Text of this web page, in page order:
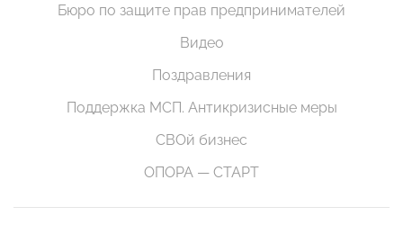
Бюро по защите прав предпринимателей
Видео
Поздравления
Поддержка МСП. Антикризисные меры
СВОй бизнес
ОПОРА — СТАРТ